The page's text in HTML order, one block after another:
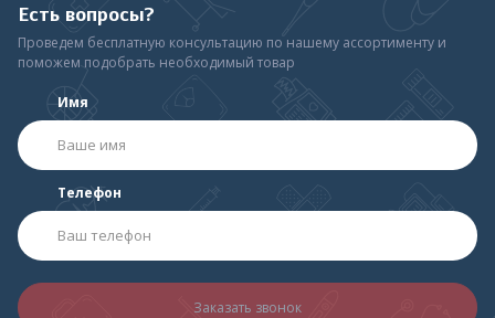
Есть вопросы?
Проведем бесплатную консультацию по нашему ассортименту и
поможем подобрать необходимый товар
Имя
Телефон
Заказать звонок